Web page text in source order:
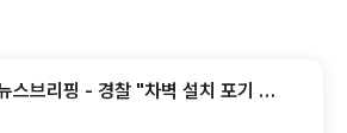
브리핑 - 경찰 "차벽 설치 포기 못